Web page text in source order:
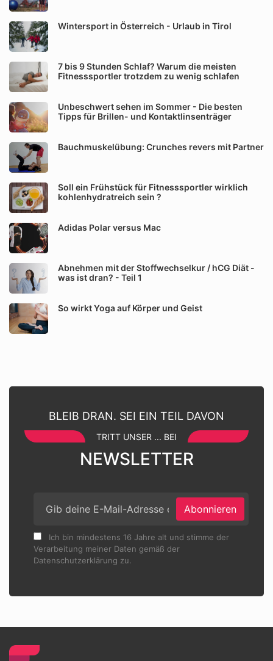
Wintersport in Österreich - Urlaub in Tirol
7 bis 9 Stunden Schlaf? Warum die meisten
Fitnesssportler trotzdem zu wenig schlafen
Unbeschwert sehen im Sommer - Die besten
Tipps für Brillen- und Kontaktlinsenträger
Bauchmuskelübung: Crunches revers mit Partner
Soll ein Frühstück für Fitnesssportler wirklich
kohlenhydratreich sein ?
Adidas Polar versus Mac
Abnehmen mit der Stoffwechselkur / hCG Diät -
was ist dran? - Teil 1
So wirkt Yoga auf Körper und Geist
BLEIB DRAN. SEI EIN TEIL DAVON
TRITT UNSER ... BEI
NEWSLETTER
Abonnieren
Ich bin mindestens 16 Jahre alt und stimme der
Verarbeitung meiner Daten gemäß der
Datenschutzerklärung zu.